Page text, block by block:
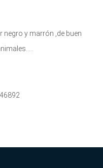
y marrón ,de buen